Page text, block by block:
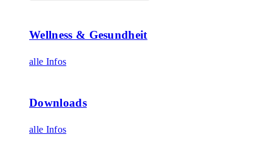
Wellness & Gesundheit
alle Infos
Downloads
alle Infos